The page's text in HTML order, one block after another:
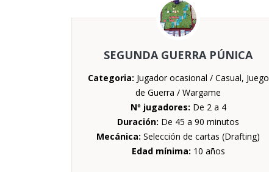
SEGUNDA GUERRA PÚNICA
Categoria: Jugador ocasional / Casual, Juego
de Guerra / Wargame
Nº jugadores: De 2 a 4
Duración: De 45 a 90 minutos
Mecánica: Selección de cartas (Drafting)
Edad mínima: 10 años